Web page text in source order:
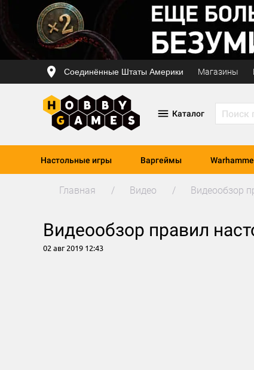
Соединённые Штаты Америки Магазины
Каталог
Настольные игры Варгеймы
Главная Видео Видеообзор
Видеообзор правил
02 авг 2019 12:43